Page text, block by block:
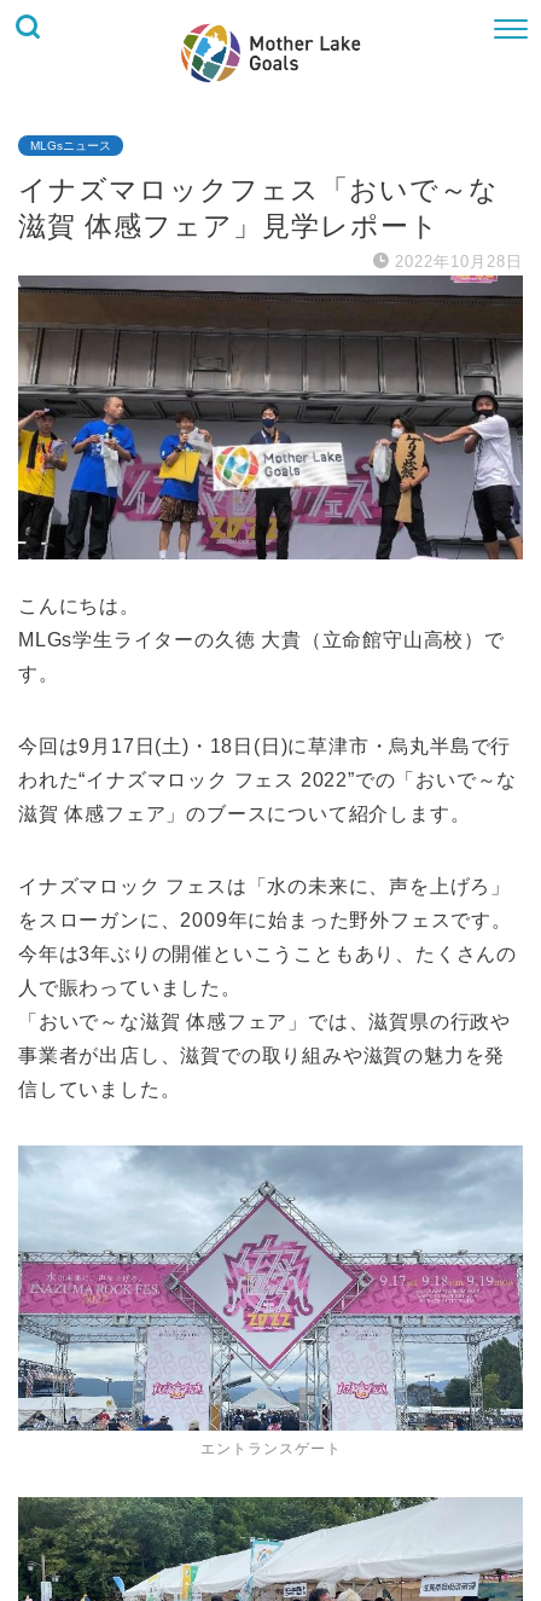
MLGsニュース
イナズマロックフェス「おいで～な
滋賀 体感フェア」見学レポート
2022年10月28日
こんにちは。
MLGs学生ライターの久徳 大貴（立命館守山高校）で
す。
今回は9月17日(土)・18日(日)に草津市・烏丸半島で行
われた“イナズマロック フェス 2022”での「おいで～な
滋賀 体感フェア」のブースについて紹介します。
イナズマロック フェスは「水の未来に、声を上げろ」
をスローガンに、2009年に始まった野外フェスです。
今年は3年ぶりの開催といこうこともあり、たくさんの
人で賑わっていました。
「おいで～な滋賀 体感フェア」では、滋賀県の行政や
事業者が出店し、滋賀での取り組みや滋賀の魅力を発
信していました。
エントランスゲート